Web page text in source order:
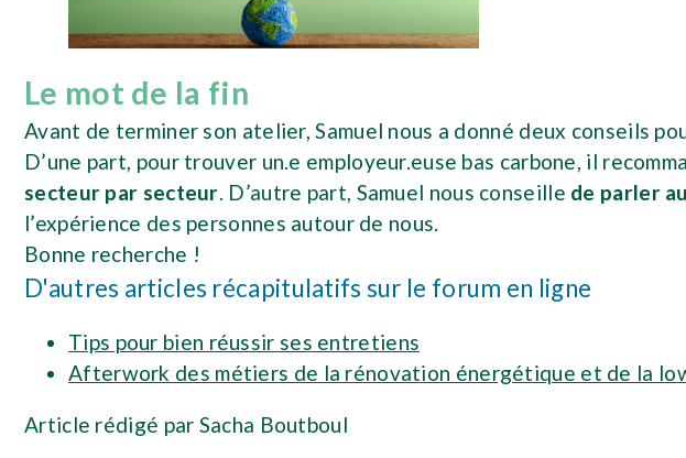
Le mot de la fin
Avant de terminer son atelier, Samuel nous a donné deux conseils
D’une part, pour trouver un.e employeur.euse bas carbone, il
secteur par secteur. D’autre part, Samuel nous conseille de parler
l’expérience des personnes autour de nous.
Bonne recherche !
D'autres articles récapitulatifs sur le forum en ligne
Tips pour bien réussir ses entretiens
Afterwork des métiers de la rénovation énergétique et de la
Article rédigé par Sacha Boutboul